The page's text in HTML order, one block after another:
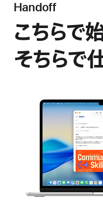
Handoff
こちらで
そちらで仕